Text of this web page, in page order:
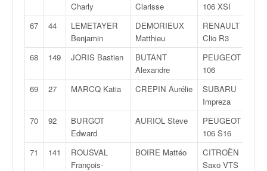
Charly
Clarisse
106 XSI
67
44
LEMETAYER
Benjamin
DEMORIEUX
Matthieu
RENAULT
Clio R3
68
149 JORIS Bastien
BUTANT
Alexandre
PEUGEOT
106
69
27 MARCQ Katia CREPIN Aurélie
SUBARU
Impreza
70
92
BURGOT
Edward
AURIOL Steve
PEUGEOT
106 S16
71
141
ROUSVAL
François-
BOIRE Mattéo
CITROËN
Saxo VTS